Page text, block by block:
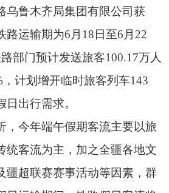
年端午假期客流主要以旅
流为主，加之全疆各地文
联赛赛事活动等因素，群
输期间，铁路假日客流将
宁、哈密、吐鲁番等地双
兰州、嘉峪关、西安、成
统筹客货运输能力，充分
力资源，通过增开临客、